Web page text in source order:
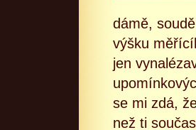
dámě,
výšku
jen
se mi zdá,
než ti